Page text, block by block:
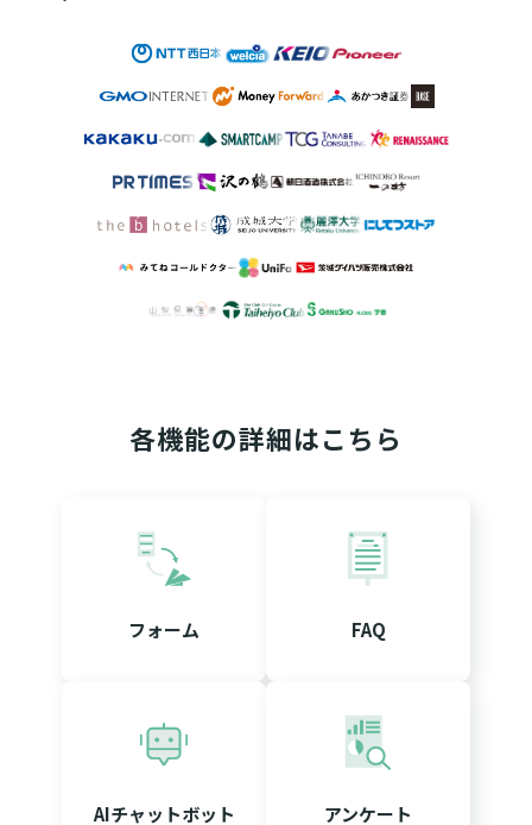
各機能の詳細はこちら
フォーム FAQ
AIチャットボット アンケート